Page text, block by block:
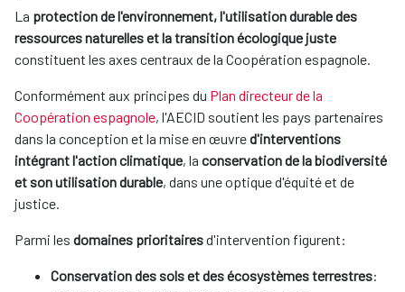
La protection de l'environnement, l'utilisation durable des
ressources naturelles et la transition écologique juste
constituent les axes centraux de la Coopération espagnole.
Conformément aux principes du Plan directeur de la
Coopération espagnole, l'AECID soutient les pays partenaires
dans la conception et la mise en œuvred'interventions
intégrant l'action climatique, la conservation de la biodiversité
et son utilisation durable, dans une optique d'équité et de
justice.
Parmi les domaines prioritairesd'intervention figurent:
Conservation des sols et des écosystèmes terrestres: